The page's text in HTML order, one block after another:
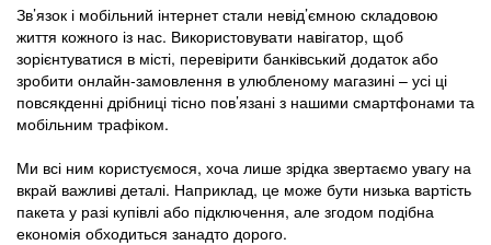
Зв’язок і мобільний інтернет стали невід’ємною складовою
життя кожного із нас. Використовувати навігатор, щоб
зорієнтуватися в місті, перевірити банківський додаток або
зробити онлайн-замовлення в улюбленому магазині – усі ці
повсякденні дрібниці тісно пов’язані з нашими смартфонами та
мобільним трафіком.
Ми всі ним користуємося, хоча лише зрідка звертаємо увагу на
вкрай важливі деталі. Наприклад, це може бути низька вартість
пакета у разі купівлі або підключення, але згодом подібна
економія обходиться занадто дорого.